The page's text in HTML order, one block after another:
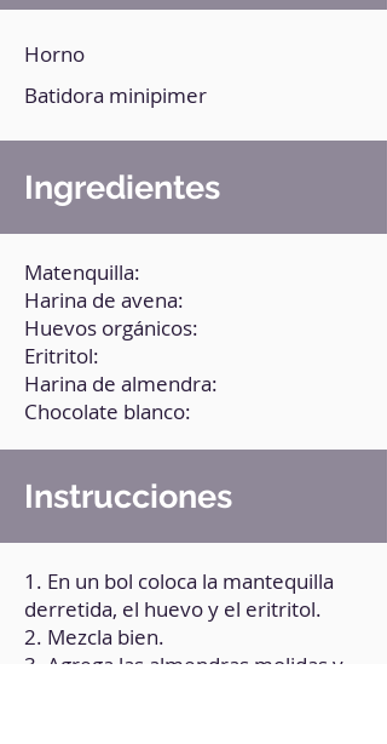
Horno
Batidora minipimer
Ingredientes
Matenquilla:
Harina de avena:
Huevos orgánicos:
Eritritol:
Harina de almendra:
Chocolate blanco:
Instrucciones
1. En un bol coloca la mantequilla
derretida, el huevo y el eritritol.
2. Mezcla bien.
3. Agrega las almendras molidas y